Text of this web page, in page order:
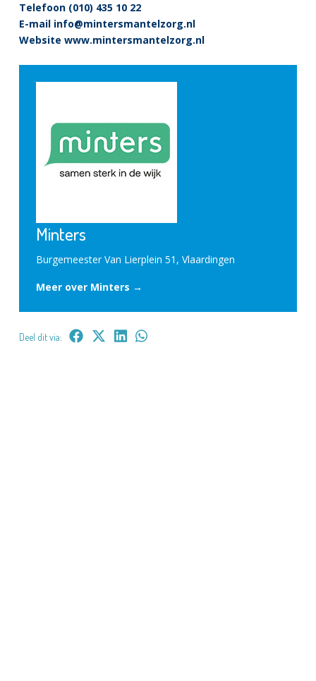
Telefoon (010) 435 10 22
E-mail info@mintersmantelzorg.nl
Website www.mintersmantelzorg.nl
Minters
Burgemeester Van Lierplein 51, Vlaardingen
Meer over Minters →
Deel dit via: